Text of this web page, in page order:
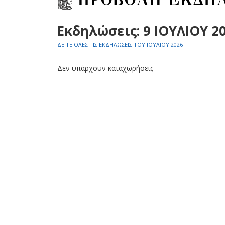
Εκδηλώσεις: 9 ΙΟΥΛΙΟΥ
ΔΕΙΤΕ ΟΛΕΣ ΤΙΣ ΕΚΔΗΛΩΣΕΙΣ ΤΟΥ ΙΟΥΛΙΟΥ 2026
Δεν υπάρχουν καταχωρήσεις